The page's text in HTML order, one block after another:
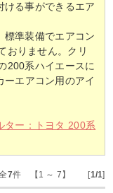
ける事ができるエア
標準装備でエアコン
おりません。クリ
200系ハイエースに
エアコン用のアイ
ター：トヨタ 200系
7件 【1 ～ 7】 [1/1]